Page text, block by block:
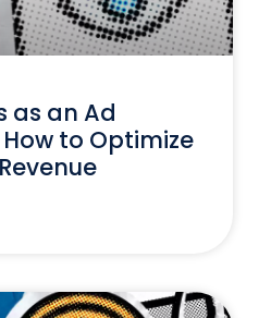
as an Ad
to Optimize